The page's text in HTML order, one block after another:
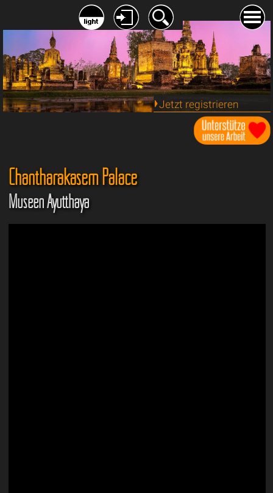
Jetzt registrieren
Chantharakasem Palace
Museen Ayutthaya